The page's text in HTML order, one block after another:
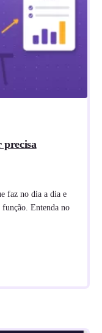
precisa
faz no dia a dia e
função. Entenda no